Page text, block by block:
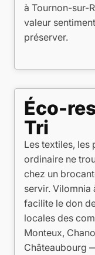
à Tournon-sur-
valeur
préserver.
Éco-
Tri
Les textiles, les
ordinaire ne
chez un
servir. Vilomnia
facilite le don
locales des
Monteux,
Châteaubourg